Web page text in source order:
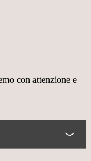
con attenzione e